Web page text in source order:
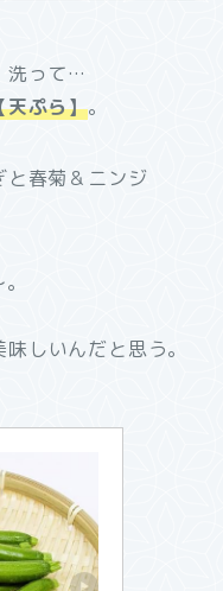
洗って…
天ぷら】。
と春菊＆ニンジ
しいんだと思う。